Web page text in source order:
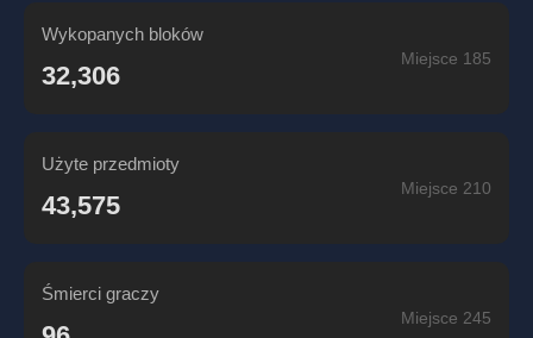
Wykopanych bloków
32,306
Miejsce 185
Użyte przedmioty
43,575
Miejsce 210
Śmierci graczy
Miejsce 245